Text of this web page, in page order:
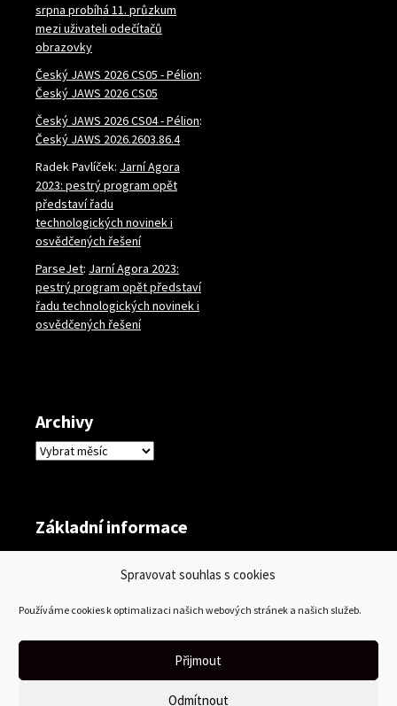
Spravovat souhlas s cookies
Používáme cookies k optimalizaci našich webových stránek a našich služeb.
Přijmout
Odmítnout
srpna probíhá 11. průzkum
mezi uživateli odečítačů
obrazovky
Český JAWS 2026 CS05 - Pélion:
Český JAWS 2026 CS05
Český JAWS 2026 CS04 - Pélion:
Český JAWS 2026.2603.86.4
Radek Pavlíček: Jarní Agora
2023: pestrý program opět
představí řadu
technologických novinek i
osvědčených řešení
ParseJet: Jarní Agora 2023:
pestrý program opět představí
řadu technologických novinek i
osvědčených řešení
Archivy
Archivy
Základní informace
Zdroj kanálů (příspěvky)
Kanál komentářů
Česká lokalizace